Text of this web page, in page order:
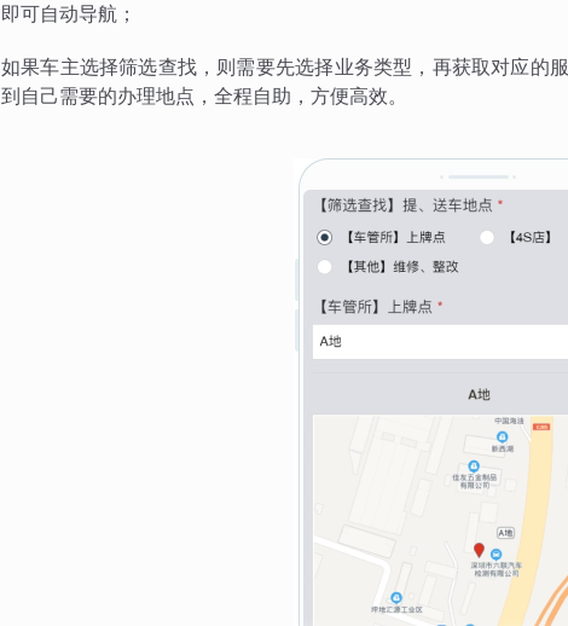
即可自动导航；
如果车主选择筛选查找，则需要先选择业务类型，再获取对应的
到自己需要的办理地点，全程自助，方便高效。